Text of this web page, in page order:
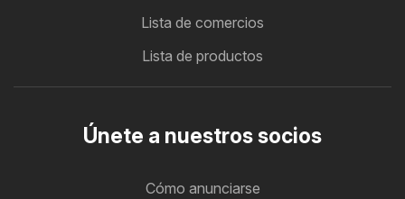
Lista de comercios
Lista de productos
Únete a nuestros socios
Cómo anunciarse